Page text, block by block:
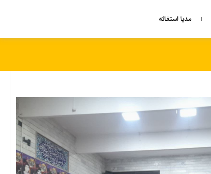
مدیا استغاثه